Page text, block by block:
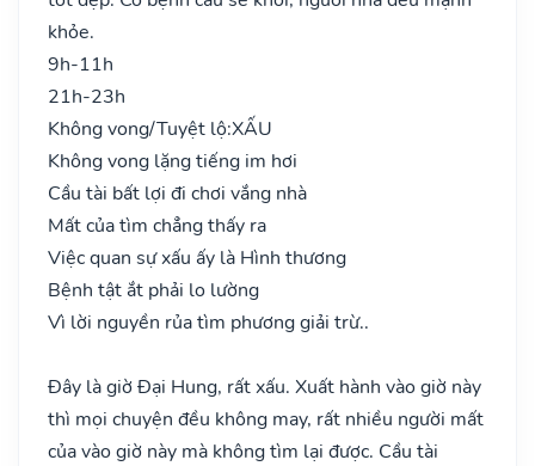
khỏe.
9h-11h
21h-23h
Không vong/Tuyệt lộ:XẤU
Không vong lặng tiếng im hơi
Cầu tài bất lợi đi chơi vắng nhà
Mất của tìm chẳng thấy ra
Việc quan sự xấu ấy là Hình thương
Bệnh tật ắt phải lo lường
Vì lời nguyền rủa tìm phương giải trừ..
Đây là giờ Đại Hung, rất xấu. Xuất hành vào giờ này
thì mọi chuyện đều không may, rất nhiều người mất
của vào giờ này mà không tìm lại được. Cầu tài